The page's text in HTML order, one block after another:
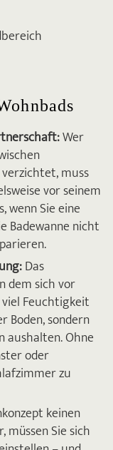
Wer
muss
vor seinem
wenn Sie eine
Badewanne nicht
Das
dem sich vor
Feuchtigkeit
Boden, sondern
aushalten. Ohne
oder
zu
keinen
Sie sich